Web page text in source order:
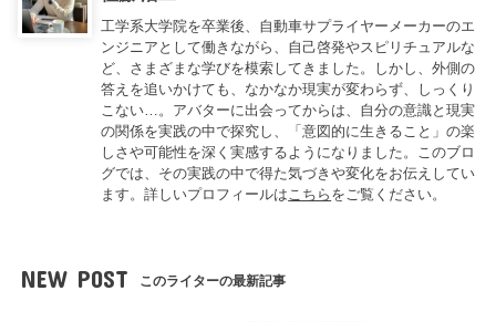
工学系大学院を卒業後、自動車サプライヤーメーカーのエ
ンジニアとして働きながら、自己啓発やスピリチュアルな
ど、さまざまな学びを模索してきました。しかし、外側の
答えを追いかけても、なかなか現実が変わらず、しっくり
こない…。アバターに出会ってからは、自分の意識と現実
の関係を実践の中で探究し、「意図的に生きること」の楽
しさや可能性を深く実感するようになりました。このブロ
グでは、その実践の中で得た気づきや変化をお伝えしてい
ます。詳しいプロフィールはこちら をご覧ください。
NEW POST このライターの最新記事